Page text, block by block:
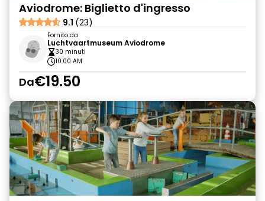
Aviodrome: Biglietto d'ingresso
9.1 (23)
Fornito da
Luchtvaartmuseum Aviodrome
30 minuti
10:00 AM
Da€19.50